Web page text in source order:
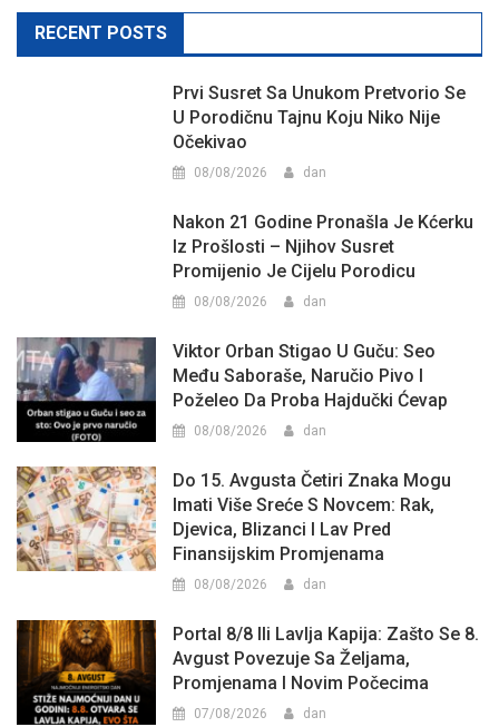
navigation
RECENT POSTS
Prvi Susret Sa Unukom Pretvorio Se
U Porodičnu Tajnu Koju Niko Nije
Očekivao
08/08/2026 dan
Nakon 21 Godine Pronašla Je Kćerku
Iz Prošlosti – Njihov Susret
Promijenio Je Cijelu Porodicu
08/08/2026 dan
Viktor Orban Stigao U Guču: Seo
Među Saboraše, Naručio Pivo I
Poželeo Da Proba Hajdučki Ćevap
08/08/2026 dan
Do 15. Avgusta Četiri Znaka Mogu
Imati Više Sreće S Novcem: Rak,
Djevica, Blizanci I Lav Pred
Finansijskim Promjenama
08/08/2026 dan
Portal 8/8 Ili Lavlja Kapija: Zašto Se 8.
Avgust Povezuje Sa Željama,
Promjenama I Novim Počecima
07/08/2026 dan